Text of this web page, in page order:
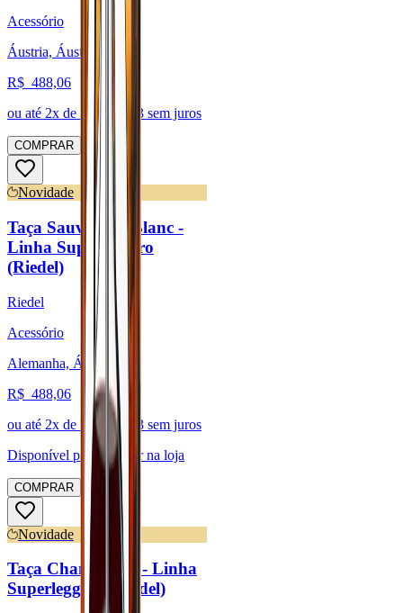
Acessório
Áustria, Áustria
R$ 488,06
ou até 2x de R$ 244,03 sem juros
COMPRAR
Novidade
Taça Sauvignon Blanc -
Linha Superleggero
(Riedel)
Riedel
Acessório
Alemanha, Áustria
R$ 488,06
ou até 2x de R$ 244,03 sem juros
Disponível para:
Retirar na loja
COMPRAR
Novidade
Taça Champagne - Linha
Superleggero (Riedel)